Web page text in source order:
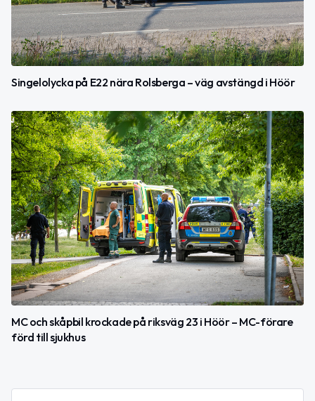
Singelolycka på E22 nära Rolsberga – väg avstängd i Höör
MC och skåpbil krockade på riksväg 23 i Höör – MC-förare
förd till sjukhus